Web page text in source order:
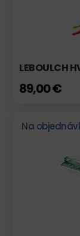
LEBOULCH
89,00 €
Na